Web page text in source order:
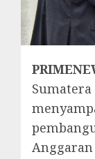
Anggaran